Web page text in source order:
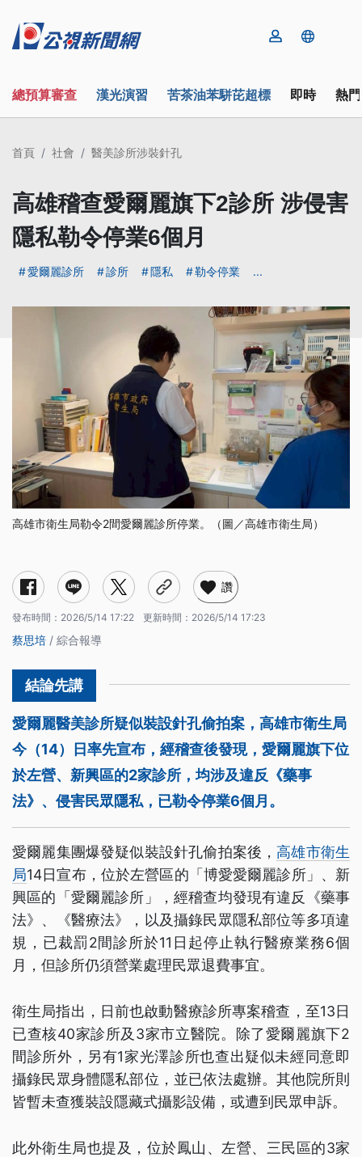
總預算審查 漢光演習 苦茶油苯駢芘超標 即時 熱
首頁 社會 醫美診所涉裝針孔
高雄稽查愛爾麗旗下2診所 涉侵害
隱私勒令停業6個月
愛爾麗診所 診所 隱私 勒令停業 ...
高雄市衛生局勒令2間愛爾麗診所停業。（圖／高雄市衛生局）
讚
發布時間： 2026/5/14 17:22 更新時間： 2026/5/14 17:23
蔡思培 / 綜合報導
愛爾麗醫美診所疑似裝設針孔偷拍案，高雄市衛生局
今（14）日率先宣布，經稽查後發現，愛爾麗旗下位
於左營、新興區的2家診所，均涉及違反《藥事
法》、侵害民眾隱私，已勒令停業6個月。
愛爾麗集團爆發疑似裝設針孔偷拍案後，高雄市衛生
局14日宣布，位於左營區的「博愛愛爾麗診所」、新
興區的「愛爾麗診所」，經稽查均發現有違反《藥事
法》、《醫療法》，以及攝錄民眾隱私部位等多項違
規，已裁罰2間診所於11日起停止執行醫療業務6個
月，但診所仍須營業處理民眾退費事宜。
衛生局指出，日前也啟動醫療診所專案稽查，至13日
已查核40家診所及3家市立醫院。除了愛爾麗旗下2
間診所外，另有1家光澤診所也查出疑似未經同意即
攝錄民眾身體隱私部位，並已依法處辦。其他院所則
皆暫未查獲裝設隱藏式攝影設備，或遭到民眾申訴。
此外衛生局也提及，位於鳳山、左營、三民區的3家